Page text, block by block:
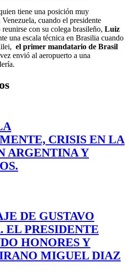
tiene una posición muy
cuando el presidente
con su colega brasileño, Luiz
una escala técnica en Brasilia cuando
el primer mandatario de Brasil
envió al aeropuerto a una
CRISIS EN LA
ARGENTINA Y
DE GUSTAVO
EL PRESIDENTE
HONORES Y
MIGUEL DIAZ